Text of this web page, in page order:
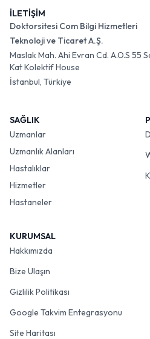
İLETİŞİM
Doktorsitesi Com Bilgi Hizmetleri
Teknoloji ve Ticaret A.Ş.
Maslak Mah. Ahi Evran Cd. A.O.S 55
Kat Kolektif House
İstanbul, Türkiye
SAĞLIK
Uzmanlar
Uzmanlık Alanları
Hastalıklar
Hizmetler
Hastaneler
KURUMSAL
Hakkımızda
Bize Ulaşın
Gizlilik Politikası
Google Takvim Entegrasyonu
Site Haritası